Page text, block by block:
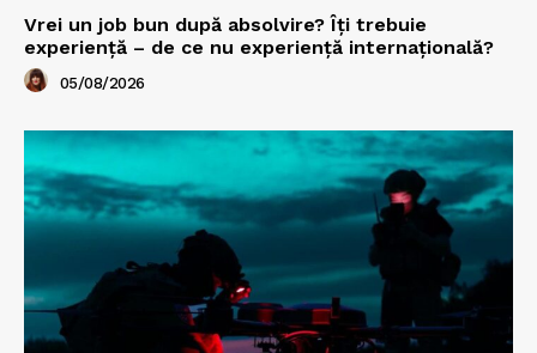
Vrei un job bun după absolvire? Îți trebuie
experiență – de ce nu experiență internațională?
05/08/2026